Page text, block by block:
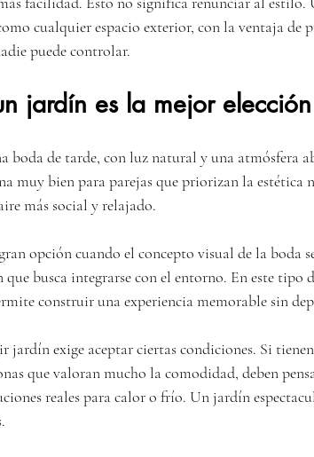
cualquier espacio exterior, con la ventaja de
puede controlar.
jardín es la mejor elección
boda de tarde, con luz natural y una atmósfera
muy bien para parejas que priorizan la estética
más social y relajado.
opción cuando el concepto visual de la boda
busca integrarse con el entorno. En este tipo
construir una experiencia memorable sin
jardín exige aceptar ciertas condiciones. Si
que valoran mucho la comodidad, deben
reales para calor o frío. Un jardín